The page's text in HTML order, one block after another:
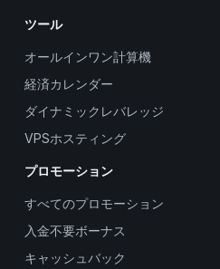
ツール
オールインワン計算機
経済カレンダー
ダイナミックレバレッジ
VPSホスティング
プロモーション
すべてのプロモーション
入金不要ボーナス
キャッシュバック